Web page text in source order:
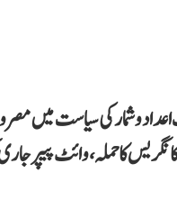
و شمار کی سیاست میں
کا حملہ، وائٹ پیپر